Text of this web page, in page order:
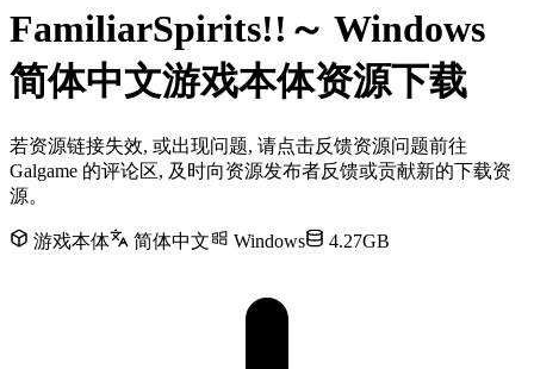
FamiliarSpirits!!～ Windows
简体中文游戏本体资源下载
若资源链接失效, 或出现问题, 请点击反馈资源问题前往
Galgame 的评论区, 及时向资源发布者反馈或贡献新的下载资
源。
游戏本体 简体中文 Windows 4.27GB